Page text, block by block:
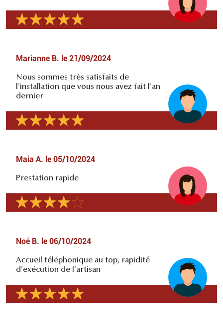
Marianne B. le 21/09/2024
Nous sommes très satisfaits de
l'installation que vous nous avez fait l'an
dernier
Maia A. le 05/10/2024
Prestation rapide
Noé B. le 06/10/2024
Accueil téléphonique au top, rapidité
d'exécution de l'artisan